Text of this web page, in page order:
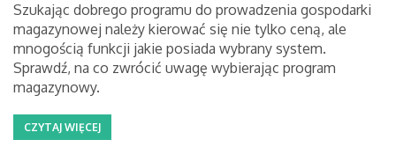
Szukając dobrego programu do prowadzenia gospodarki
magazynowej należy kierować się nie tylko ceną, ale
mnogością funkcji jakie posiada wybrany system.
Sprawdź, na co zwrócić uwagę wybierając program
magazynowy.
CZYTAJ WIĘCEJ